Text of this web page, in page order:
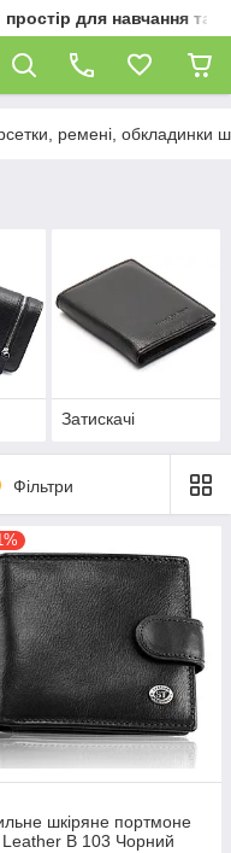
для навчання та
ремені, обкладинки
Затискачі
Фільтри
шкіряне портмоне
В 103 Чорний